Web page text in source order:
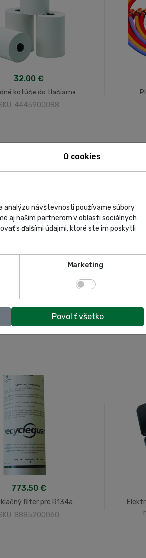
32.00 €
kotúče do tlačiarne
4445900088
773.50 €
filter pre R134a
8885200060
O cookies
analýzu návštevnosti používame súbory
aj našim partnerom v oblasti sociálnych
s ďalšími údajmi, ktoré ste im poskytli
Marketing
Povoliť všetko